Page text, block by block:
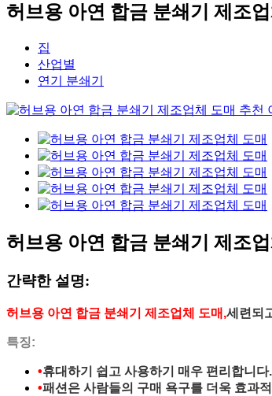
허브용 아연 합금 분쇄기 제조
집
산업별
연기 분쇄기
허브용 아연 합금 분쇄기 제조
간략한 설명:
허브용 아연 합금 분쇄기 제조업체 도매,세련되
특징:
•휴대하기 쉽고 사용하기 매우 편리합니다.
•패션은 사람들의 구매 욕구를 더욱 효과